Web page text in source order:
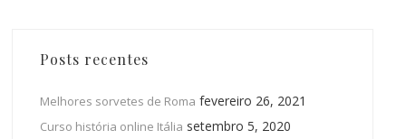
Posts recentes
Melhores sorvetes de Roma fevereiro 26, 2021
Curso história online Itália setembro 5, 2020